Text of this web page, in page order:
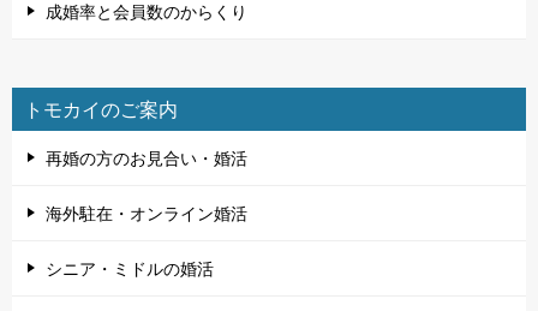
成婚率と会員数のからくり
トモカイのご案内
再婚の方のお見合い・婚活
海外駐在・オンライン婚活
シニア・ミドルの婚活